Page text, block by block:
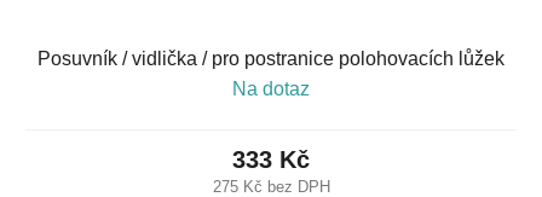
Posuvník / vidlička / pro postranice polohovacích lůžek
Na dotaz
275 Kč bez DPH
333 Kč